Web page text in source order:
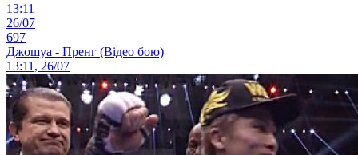
13:11
26/07
697
Джошуа - Пренг (Відео бою)
13:11, 26/07